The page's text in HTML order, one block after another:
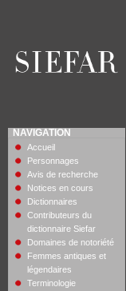
NAVIGATION
Accueil
Personnages
Avis de recherche
Notices en cours
Dictionnaires
Contributeurs du
dictionnaire Siefar
Domaines de notoriété
Femmes antiques et
légendaires
Terminologie